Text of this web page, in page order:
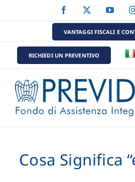
al
Facebook
VANTAGGI FISCALI E
RICHIEDI UN PREVENTIVO
Cosa Significa